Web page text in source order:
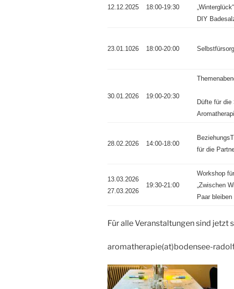
12.12.2025 18:00-19:30
„Winterglück“
DIY
23.01.1026 18:00-20:00
30.01.2026 19:00-20:30
Düfte für die
28.02.2026 14:00-18:00
für die
13.03.2026
27.03.2026
19:30-21:00
Workshop
„Zwischen
Paar
Für alle Veranstaltungen sind
aromatherapie(at)bodensee-